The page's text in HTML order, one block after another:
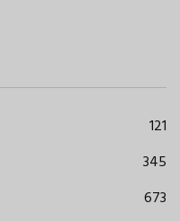
121
345
673